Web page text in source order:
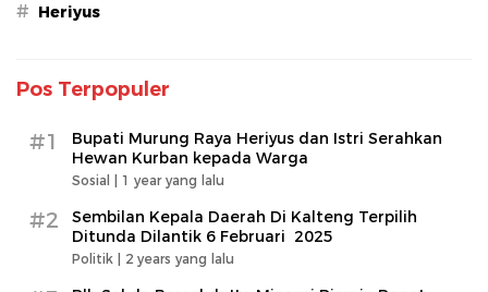
# Heriyus
Pos Terpopuler
#1
Bupati Murung Raya Heriyus dan Istri Serahkan
Hewan Kurban kepada Warga
Sosial | 1 year yang lalu
#2
Sembilan Kepala Daerah Di Kalteng Terpilih
Ditunda Dilantik 6 Februari 2025
Politik | 2 years yang lalu